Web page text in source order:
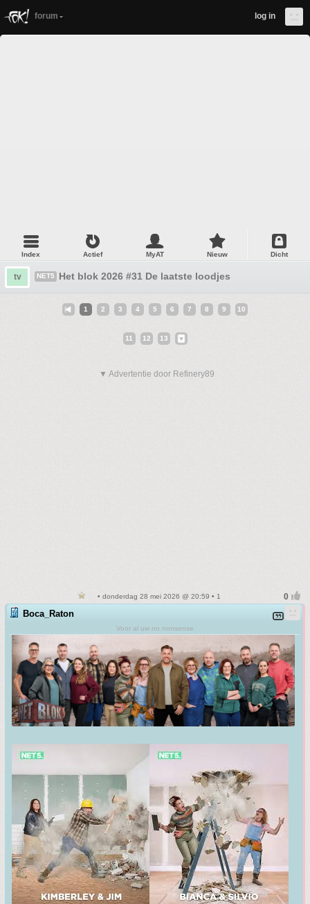
forum log in
Index Actief MyAT Nieuw Dicht
tv NET5 Het blok 2026 #31 De laatste loodjes
1 2 3 4 5 6 7 8 9 10
11 12 13
▼ Advertentie door Refinery89
• donderdag 28 mei 2026 @ 20:59 • 1
Boca_Raton
Voor al uw no nonsense